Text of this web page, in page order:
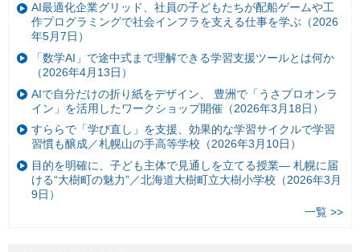
AI最適化企業グリッド、社員の子どもたちが配船ゲームや工
作プログラミングで社会インフラを支える仕事を学ぶ（2026
年5月7日）
「数学AI」で途中式まで理解できる学習支援ツールとは何か
（2026年4月13日）
AIで自分だけの折り紙をデザイン、 豊洲で「うさプロオンラ
イン」を活用したワークショップ開催（2026年3月18日）
すららで「学び直し」を支援、効果的な学習サイクルで学習
習慣も醸成／札幌山の手高等学校（2026年3月10日）
目的を明確に、子ども主体で見通しを立てる授業— 札幌に届
ける“大樹町の魅力”／北海道大樹町立大樹小学校（2026年3月
9日）
一覧 >>